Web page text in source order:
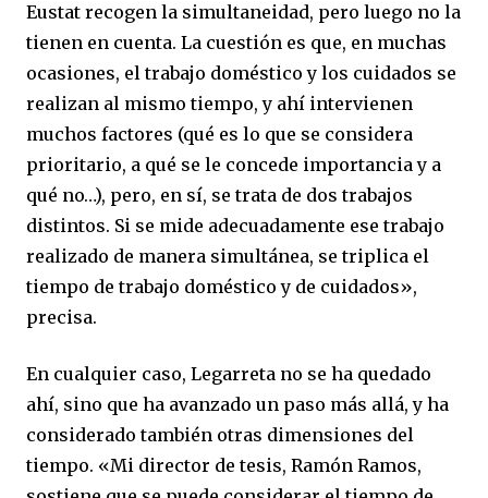
Eustat recogen la simultaneidad, pero luego no la
tienen en cuenta. La cuestión es que, en muchas
ocasiones, el trabajo doméstico y los cuidados se
realizan al mismo tiempo, y ahí intervienen
muchos factores (qué es lo que se considera
prioritario, a qué se le concede importancia y a
qué no…), pero, en sí, se trata de dos trabajos
distintos. Si se mide adecuadamente ese trabajo
realizado de manera simultánea, se triplica el
tiempo de trabajo doméstico y de cuidados»,
precisa.
En cualquier caso, Legarreta no se ha quedado
ahí, sino que ha avanzado un paso más allá, y ha
considerado también otras dimensiones del
tiempo. «Mi director de tesis, Ramón Ramos,